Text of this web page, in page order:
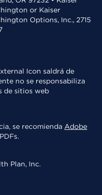
or Kaiser
Options, Inc., 2715
saldrá de
no se responsabiliza
de sitios web
se recomienda Adobe
Plan, Inc.